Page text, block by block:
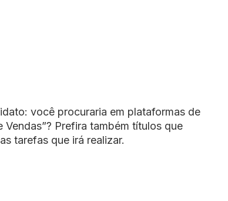
você procuraria em plataformas de
Prefira também títulos que
tarefas que irá realizar.